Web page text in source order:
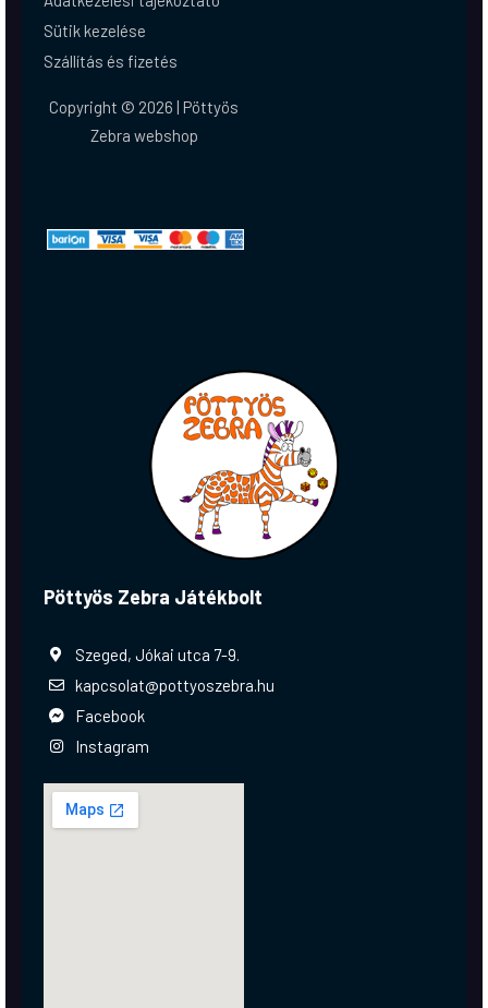
Sütik kezelése
Szállítás és fizetés
Copyright © 2026 | Pöttyös
Zebra webshop
Pöttyös Zebra Játékbolt
Szeged, Jókai utca 7-9.
kapcsolat@pottyoszebra.hu
Facebook
Instagram